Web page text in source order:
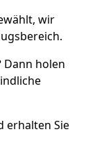
wir
Dann holen
erhalten Sie